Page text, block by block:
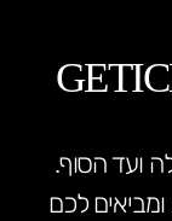
ועד הסוף.
לכם